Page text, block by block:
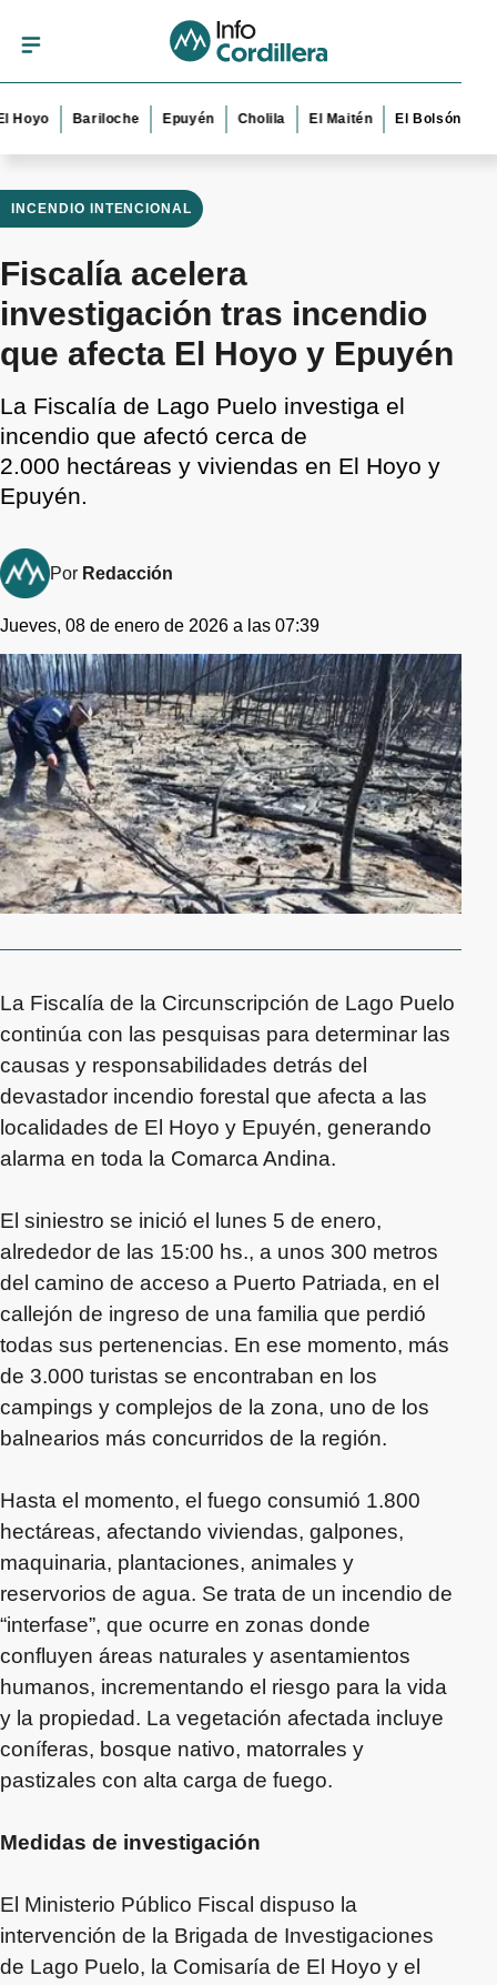
Bariloche Epuyén Cholila El Maitén El Bolsón Esquel
INCENDIO INTENCIONAL
Fiscalía acelera
investigación tras incendio
que afecta El Hoyo y Epuyén
La Fiscalía de Lago Puelo investiga el
incendio que afectó cerca de
2.000 hectáreas y viviendas en El Hoyo y
Epuyén.
Por Redacción
Jueves, 08 de enero de 2026 a las 07:39
La Fiscalía de la Circunscripción de Lago Puelo
continúa con las pesquisas para determinar las
causas y responsabilidades detrás del
devastador incendio forestal que afecta a las
localidades de El Hoyo y Epuyén, generando
alarma en toda la Comarca Andina.
El siniestro se inició el lunes 5 de enero,
alrededor de las 15:00 hs., a unos 300 metros
del camino de acceso a Puerto Patriada, en el
callejón de ingreso de una familia que perdió
todas sus pertenencias. En ese momento, más
de 3.000 turistas se encontraban en los
campings y complejos de la zona, uno de los
balnearios más concurridos de la región.
Hasta el momento, el fuego consumió 1.800
hectáreas, afectando viviendas, galpones,
maquinaria, plantaciones, animales y
reservorios de agua. Se trata de un incendio de
“interfase”, que ocurre en zonas donde
confluyen áreas naturales y asentamientos
humanos, incrementando el riesgo para la vida
y la propiedad. La vegetación afectada incluye
coníferas, bosque nativo, matorrales y
pastizales con alta carga de fuego.
Medidas de investigación
El Ministerio Público Fiscal dispuso la
intervención de la Brigada de Investigaciones
de Lago Puelo, la Comisaría de El Hoyo y el